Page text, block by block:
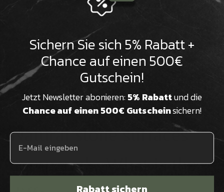
Natural stone surfaces
compared - What is the
Sichern Sie sich 5% Rabatt +
Chance auf einen 500€
Gutschein!
Jetzt Newsletter abonieren:5% Rabattund die
Chance auf einen 500€ Gutscheinsichern!